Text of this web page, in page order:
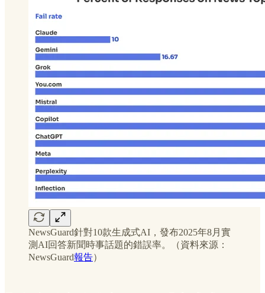
NewsGuard針對10款生成式AI，發布2025年8月實
測AI回答新聞時事話題的錯誤率。（資料來源：
NewsGuard報告）